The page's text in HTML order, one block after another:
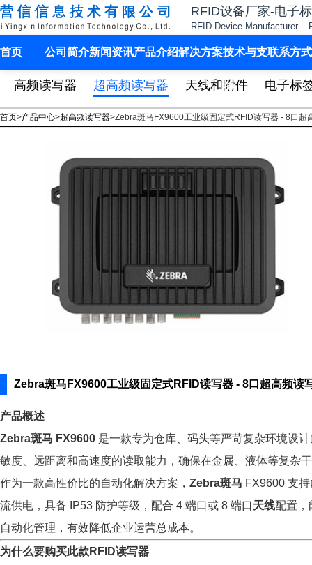
RFID设备厂家-电子
RFID Device Manufacturer –
首页 公司简介新闻资讯产品介绍解决方案技术与支
持
联系方式
高频读写器 超高频读写器 天线和附件 电子标
首页>产品中心>超高频读写器>Zebra斑马FX9600工业级固定式RFID读写器 - 8口超
Zebra斑马FX9600工业级固定式RFID读写器 - 8口超高频读
产品概述
Zebra斑马 FX9600 是一款专为仓库、码头等严苛复杂环境设
敏度、远距离和高速度的读取能力，确保在金属、液体等复杂
作为一款高性价比的自动化解决方案， Zebra斑马 FX9600 支
流供电，具备 IP53 防护等级，配合 4 端口或 8 端口天线配置，
自动化管理，有效降低企业运营总成本。
为什么要购买此款RFID读写器